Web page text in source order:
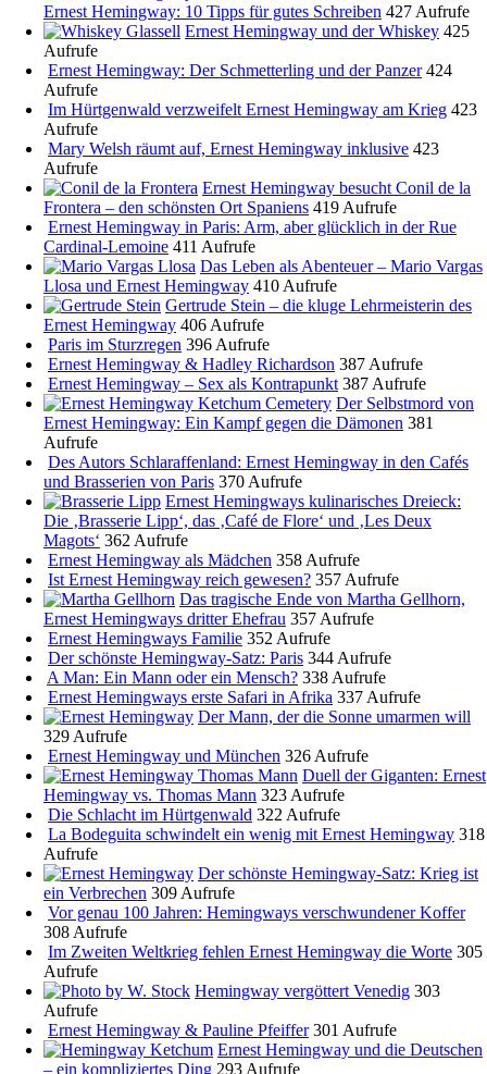
Ernest Hemingway: 10 Tipps für gutes Schreiben 427 Aufrufe
Ernest Hemingway und der Whiskey 425
Aufrufe
Ernest Hemingway: Der Schmetterling und der Panzer 424
Aufrufe
Im Hürtgenwald verzweifelt Ernest Hemingway am Krieg 423
Aufrufe
Mary Welsh räumt auf, Ernest Hemingway inklusive 423
Aufrufe
Ernest Hemingway besucht Conil de la
Frontera – den schönsten Ort Spaniens 419 Aufrufe
Ernest Hemingway in Paris: Arm, aber glücklich in der Rue
Cardinal-Lemoine 411 Aufrufe
Das Leben als Abenteuer – Mario Vargas
Llosa und Ernest Hemingway 410 Aufrufe
Gertrude Stein – die kluge Lehrmeisterin des
Ernest Hemingway 406 Aufrufe
Paris im Sturzregen 396 Aufrufe
Ernest Hemingway & Hadley Richardson 387 Aufrufe
Ernest Hemingway – Sex als Kontrapunkt 387 Aufrufe
Der Selbstmord von
Ernest Hemingway: Ein Kampf gegen die Dämonen 381
Aufrufe
Des Autors Schlaraffenland: Ernest Hemingway in den Cafés
und Brasserien von Paris 370 Aufrufe
Ernest Hemingways kulinarisches Dreieck:
Die ‚Brasserie Lipp‘, das ‚Café de Flore‘ und ‚Les Deux
Magots‘ 362 Aufrufe
Ernest Hemingway als Mädchen 358 Aufrufe
Ist Ernest Hemingway reich gewesen? 357 Aufrufe
Das tragische Ende von Martha Gellhorn,
Ernest Hemingways dritter Ehefrau 357 Aufrufe
Ernest Hemingways Familie 352 Aufrufe
Der schönste Hemingway-Satz: Paris 344 Aufrufe
A Man: Ein Mann oder ein Mensch? 338 Aufrufe
Ernest Hemingways erste Safari in Afrika 337 Aufrufe
Der Mann, der die Sonne umarmen will
329 Aufrufe
Ernest Hemingway und München 326 Aufrufe
Duell der Giganten: Ernest
Hemingway vs. Thomas Mann 323 Aufrufe
Die Schlacht im Hürtgenwald 322 Aufrufe
La Bodeguita schwindelt ein wenig mit Ernest Hemingway 318
Aufrufe
Der schönste Hemingway-Satz: Krieg ist
ein Verbrechen 309 Aufrufe
Vor genau 100 Jahren: Hemingways verschwundener Koffer
308 Aufrufe
Im Zweiten Weltkrieg fehlen Ernest Hemingway die Worte 305
Aufrufe
Hemingway vergöttert Venedig 303
Aufrufe
Ernest Hemingway & Pauline Pfeiffer 301 Aufrufe
Ernest Hemingway und die Deutschen
– ein kompliziertes Ding 293 Aufrufe